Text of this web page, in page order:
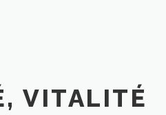
VITALITÉ